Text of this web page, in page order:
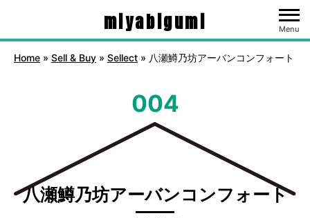
miyabigumi Menu
Home » Sell & Buy » Sellect » 八瀬鱒乃坊アーバンコンフォート
004
八瀬鱒乃坊アーバンコンフォート